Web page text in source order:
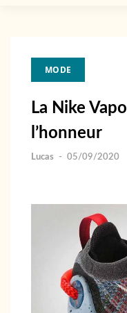
MODE
La Nike
l’honneur
Lucas - 05/09/2020